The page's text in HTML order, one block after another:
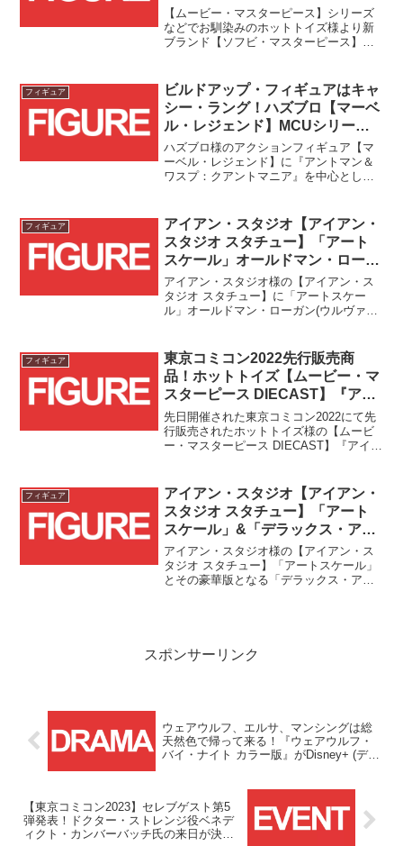
ャラクタスが登場！！
【ムービー・マスターピース】シリーズ
などでお馴染みのホットトイズ様より新
ブランド【ソフビ・マスターピース】が
プ』のヴィラン、ギャラクタスです！！
高さ約70センチ、そして...
フィギュア
ビルドアップ・フィギュアはキャ
シー・ラング！ハズブロ【マーベ
ル・レジェンド】MCUシリーズ
アントマン 7体セットの予約受付
がスタート！！
ハズブロ様のアクションフィギュア【マ
ーベル・レジェンド】に『アントマン＆
ワスプ：クアントマニア』を中心とした
フィギュア
アイアン・スタジオ【アイアン・
スタジオ スタチュー】「アート
スケール」オールドマン・ローガ
ン(ウルヴァリン５０周年記念)[コ
ミック]と「バトルジオラマ・シ
リーズ」ミスター・シニスター
アイアン・スタジオ様の【アイアン・ス
タジオ スタチュー】に「アートスケー
ル」オールドマン・ローガン(ウルヴァリ
[コミック]が登場です！！
フィギュア
東京コミコン2022先行販売商
品！ホットトイズ【ムービー・マ
スターピース DIECAST】『アイ
アンマン2』アイアンマン・マー
ク5&ジオラマ台座セットがトイ
サピエンス限定で販売中！！
先日開催された東京コミコン2022にて先
行販売されたホットトイズ様の【ムービ
ー・マスターピース DIECAST】『アイア
で限定販売中です！！
フィギュア
アイアン・スタジオ【アイアン・
スタジオ スタチュー】「アート
スケール」&「デラックス・アー
トスケール」のスパイダーマン
[コミック]とヴェノム[コミック]
が予約受付中！！
アイアン・スタジオ様の【アイアン・ス
タジオ スタチュー】「アートスケール」
とその豪華版となる「デラックス・アー
スポンサーリンク
ウェアウルフ、エルサ、マンシングは総
天然色で帰って来る！『ウェアウルフ・
バイ・ナイト カラー版』がDisney+ (ディ
【東京コミコン2023】セレブゲスト第5
弾発表！ドクター・ストレンジ役ベネデ
ィクト・カンバーバッチ氏の来日が決